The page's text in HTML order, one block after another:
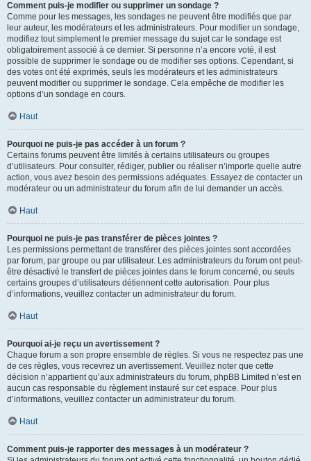
Comment puis-je modifier ou supprimer un sondage ?
Comme pour les messages, les sondages ne peuvent être modifiés que par
leur auteur, les modérateurs et les administrateurs. Pour modifier un sondage,
modifiez tout simplement le premier message du sujet car le sondage est
obligatoirement associé à ce dernier. Si personne n’a encore voté, il est
possible de supprimer le sondage ou de modifier ses options. Cependant, si
des votes ont été exprimés, seuls les modérateurs et les administrateurs
peuvent modifier ou supprimer le sondage. Cela empêche de modifier les
options d’un sondage en cours.
Haut
Pourquoi ne puis-je pas accéder à un forum ?
Certains forums peuvent être limités à certains utilisateurs ou groupes
d’utilisateurs. Pour consulter, rédiger, publier ou réaliser n’importe quelle autre
action, vous avez besoin des permissions adéquates. Essayez de contacter un
modérateur ou un administrateur du forum afin de lui demander un accès.
Haut
Pourquoi ne puis-je pas transférer de pièces jointes ?
Les permissions permettant de transférer des pièces jointes sont accordées
par forum, par groupe ou par utilisateur. Les administrateurs du forum ont peut-
être désactivé le transfert de pièces jointes dans le forum concerné, ou seuls
certains groupes d’utilisateurs détiennent cette autorisation. Pour plus
d’informations, veuillez contacter un administrateur du forum.
Haut
Pourquoi ai-je reçu un avertissement ?
Chaque forum a son propre ensemble de règles. Si vous ne respectez pas une
de ces règles, vous recevrez un avertissement. Veuillez noter que cette
décision n’appartient qu’aux administrateurs du forum, phpBB Limited n’est en
aucun cas responsable du règlement instauré sur cet espace. Pour plus
d’informations, veuillez contacter un administrateur du forum.
Haut
Comment puis-je rapporter des messages à un modérateur ?